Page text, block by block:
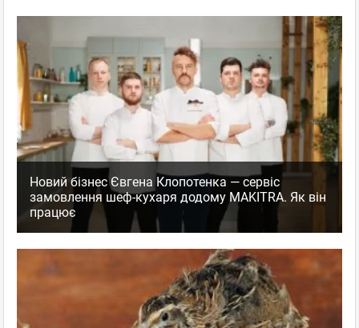
Новий бізнес Євгена Клопотенка — сервіс
замовлення шеф-кухаря додому MAKITRA. Як він
працює